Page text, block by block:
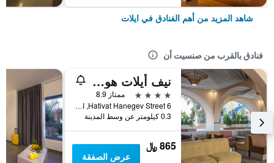
شاهد المزيد من أهم الفنادق في ايلات
فنادق بالقرب من صنسيت أن
نيف أيلات هوتل (نوفا هوتل) باي أتلاس هوتلز
4 نجوم
ممتاز 8.9
6 Hativat Hanegev Street, ايلات, HaDarom (Southern), اسرائيل
0.3 كيلومتر عن وسط المدينة
865 ﷼
عرض الصفقة